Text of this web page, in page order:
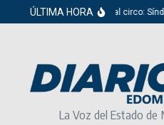
Saltar al contenido
ÚLTIMA HORA
Del cabildo al circo: Síndica
La Voz del Estado de